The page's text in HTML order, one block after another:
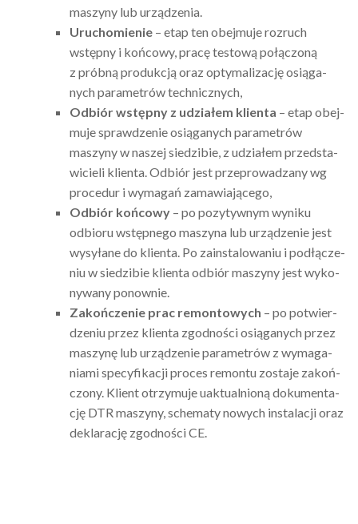
maszyny lub urzą­dze­nia.
Urucho­mie­nie – etap ten obej­muje rozruch
wstępny i końcowy, pracę testową połą­czoną
z próbną produk­cją oraz opty­ma­li­za­cję osią­ga­
nych para­me­trów tech­nicznych,
Odbiór wstępny z udzia­łem klienta – etap obej­
muje spraw­dze­nie osią­ga­nych para­me­trów
maszyny w naszej siedzi­bie, z udzia­łem przed­sta­
wi­cieli klienta. Odbiór jest prze­pro­wa­dzany wg
proce­dur i wyma­gań zama­wia­ją­cego,
Odbiór końcowy – po pozy­tyw­nym wyniku
odbioru wstęp­nego maszyna lub urzą­dze­nie jest
wysy­łane do klienta. Po zain­sta­lo­wa­niu i podłą­cze­
niu w siedzi­bie klienta odbiór maszyny jest wyko­
ny­wany ponow­nie.
Zakoń­cze­nie prac remon­to­wych – po potwier­
dze­niu przez klienta zgod­no­ści osią­ga­nych przez
maszynę lub urzą­dze­nie para­me­trów z wyma­ga­
niami specy­fi­ka­cji proces remontu zostaje zakoń­
czony. Klient otrzy­muje uaktu­al­nioną doku­men­ta­
cję DTR maszyny, sche­maty nowych insta­la­cji oraz
dekla­ra­cję zgod­no­ści CE.